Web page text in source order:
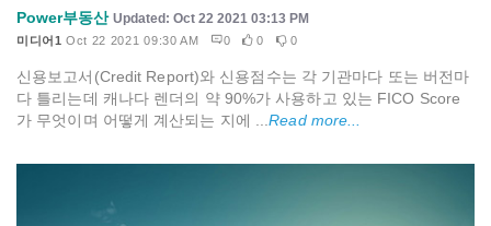
Power부동산 Updated: Oct 22 2021 03:13 PM
미디어1 Oct 22 2021 09:30 AM 0 0 0
신용보고서(Credit Report)와 신용점수는 각 기관마다 또는 버전마
다 틀리는데 캐나다 렌더의 약 90%가 사용하고 있는 FICO Score
가 무엇이며 어떻게 계산되는 지에 ...Read more...